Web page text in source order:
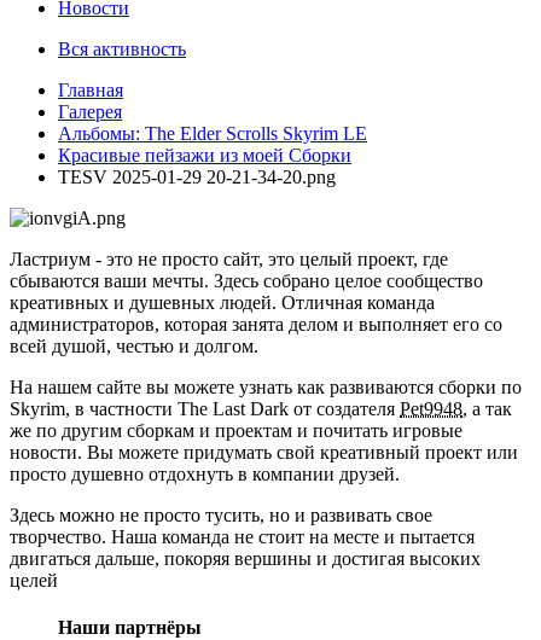
Новости
Вся активность
Главная
Галерея
Альбомы: The Elder Scrolls Skyrim LE
Красивые пейзажи из моей Сборки
TESV 2025-01-29 20-21-34-20.png
Ластриум - это не просто сайт, это целый проект, где
сбываются ваши мечты. Здесь собрано целое сообщество
креативных и душевных людей. Отличная команда
администраторов, которая занята делом и выполняет его со
всей душой, честью и долгом.
На нашем сайте вы можете узнать как развиваются сборки по
Skyrim, в частности The Last Dark от создателя Pet9948, а так
же по другим сборкам и проектам и почитать игровые
новости. Вы можете придумать свой креативный проект или
просто душевно отдохнуть в компании друзей.
Здесь можно не просто тусить, но и развивать свое
творчество. Наша команда не стоит на месте и пытается
двигаться дальше, покоряя вершины и достигая высоких
целей
Наши партнёры